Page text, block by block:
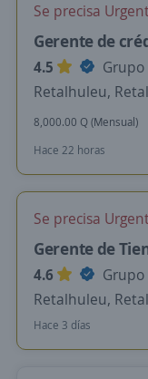
Se precisa
Gerente de
4.5
Retalhuleu,
8,000.00 Q (Mensual)
Hace 22 horas
Se precisa
Gerente de
4.6
Grupo
Retalhuleu,
Hace 3 días